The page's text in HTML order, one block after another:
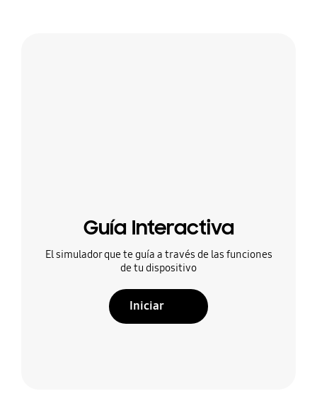
Guía Interactiva
El simulador que te guía a través de las funciones
de tu dispositivo
Iniciar